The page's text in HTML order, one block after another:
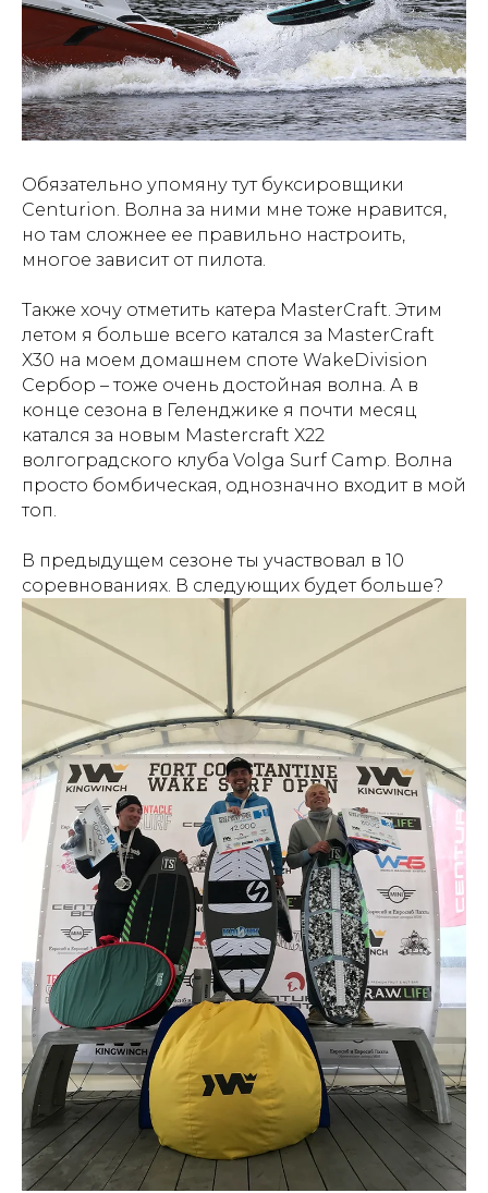
Обязательно упомяну тут буксировщики
Centurion. Волна за ними мне тоже нравится,
но там сложнее ее правильно настроить,
многое зависит от пилота.
Также хочу отметить катера MasterCraft. Этим
летом я больше всего катался за MasterCraft
X30 на моем домашнем споте WakeDivision
Сербор – тоже очень достойная волна. А в
конце сезона в Геленджике я почти месяц
катался за новым Mastercraft X22
волгоградского клуба Volga Surf Camp. Волна
просто бомбическая, однозначно входит в мой
топ.
В предыдущем сезоне ты участвовал в 10
соревнованиях. В следующих будет больше?